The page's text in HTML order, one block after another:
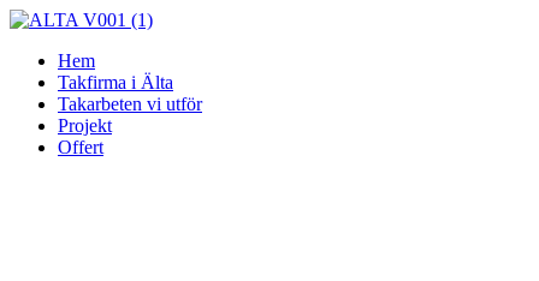
Skip
contentHem
Takfirma i Älta
Takarbeten vi utför
Projekt
Offert